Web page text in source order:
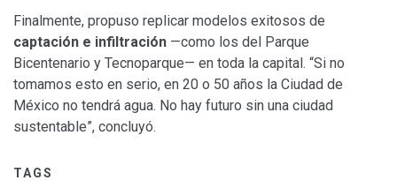
Finalmente, propuso replicar modelos exitosos de
captación e infiltración —como los del Parque
Bicentenario y Tecnoparque— en toda la capital. “Si no
tomamos esto en serio, en 20 o 50 años la Ciudad de
México no tendrá agua. No hay futuro sin una ciudad
sustentable”, concluyó.
TAGS